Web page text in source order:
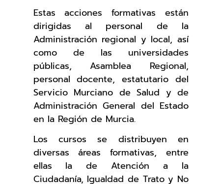
Estas acciones formativas están
dirigidas al personal de la
Administración regional y local, así
como de las universidades
públicas, Asamblea Regional,
personal docente, estatutario del
Servicio Murciano de Salud y de
Administración General del Estado
en la Región de Murcia.
Los cursos se distribuyen en
diversas áreas formativas, entre
ellas la de Atención a la
Ciudadanía, Igualdad de Trato y No